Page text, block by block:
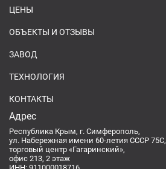
ЦЕНЫ
ОБЪЕКТЫ И ОТЗЫВЫ
ЗАВОД
ТЕХНОЛОГИЯ
КОНТАКТЫ
Адрес
Республика Крым, г. Симферополь,
ул. Набережная имени 60-летия СССР 75С,
торговый центр «Гагаринский»,
офис 213, 2 этаж